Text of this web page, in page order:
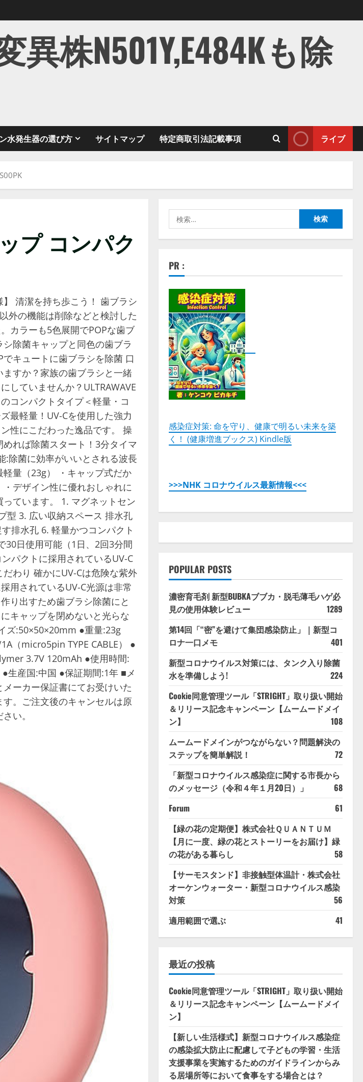
株N501Y,E484Kも除
水発生器の選び方 サイトマップ 特定商取引法記載事項 ライブ
プ コンパク
清潔を持ち歩こう！ 歯ブラシ
外の機能は削除などと検討した
カラーも5色展開でPOPな歯ブ
除菌キャップと同色の歯ブラ
キュートに歯ブラシを除菌 口
すか？家族の歯ブラシと一緒
していませんか？ULTRAWAVE
コンパクトタイプ＜軽量・コ
最軽量！UV-Cを使用した強力
性にこだわった逸品です。 操
れば除菌スタート！3分タイマ
:除菌に効率がいいとされる波長
量（23g） ・キャップ式だか
デザイン性に優れおしゃれに
ています。 1. マグネットセン
型 3. 広い収納スペース 排水孔
排水孔 6. 軽量かつコンパクト
30日使用可能（1日、2回3分間
パクトに採用されているUV-C
わり 確かにUV-Cは危険な紫外
用されているUV-C光源は非常
り出すため歯ブラシ除菌にと
キャップを閉めないと光らな
ズ:50×50×20mm ●重量:23g
（micro5pin TYPE CABLE） ●
3.7V 120mAh ●使用時間:
生産国:中国 ●保証期間:1年 ■メ
ーカー保証書にてお受けいた
。ご注文後のキャンセルは原
い。
索:
PR :
感染症対策: 命を守り、健康で明るい未来を築
く！ (健康増進ブックス) Kindle版
>>>NHK コロナウイルス最新情報<<<
POPULAR POSTS
濃密育毛剤 新型BUBKAブブカ・脱毛薄毛ハゲ必
見の使用体験レビュー
1289
第14回「“密”を避けて集団感染防止」｜新型コ
ロナ一口メモ
401
新型コロナウイルス対策には、タンク入り除菌
水を準備しよう!
224
Cookie同意管理ツール「STRIGHT」取り扱い開始
＆リリース記念キャンペーン【ムームードメイ
ン】
108
ムームードメインがつながらない？問題解決の
ステップを簡単解説！
72
「新型コロナウイルス感染症に関する市長から
のメッセージ（令和４年１月20日）」
68
Forum
61
【緑の花の定期便】株式会社ＱＵＡＮＴＵＭ
【月に一度、緑の花とストーリーをお届け】緑
の花がある暮らし
58
【サーモスタンド】非接触型体温計・株式会社
オーケンウォーター・新型コロナウイルス感染
対策
56
適用範囲で選ぶ
41
最近の投稿
Cookie同意管理ツール「STRIGHT」取り扱い開始
＆リリース記念キャンペーン【ムームードメイ
ン】
【新しい生活様式】新型コロナウイルス感染症
の感染拡大防止に配慮して子どもの学習・生活
支援事業を実施するためのガイドラインからみ
る居場所等において食事をする場合とは？